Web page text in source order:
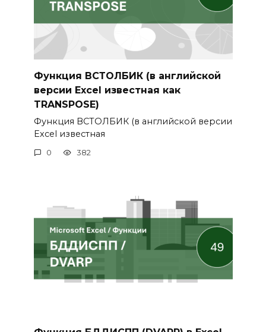
Функция ВСТОЛБИК (в английской
версии Excel известная как
TRANSPOSE)
Функция ВСТОЛБИК (в английской версии
Excel известная
0 382